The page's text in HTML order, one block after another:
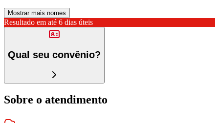
Mostrar mais nomes
Resultado em até 6 dias úteis
Qual seu convênio?
Sobre o atendimento